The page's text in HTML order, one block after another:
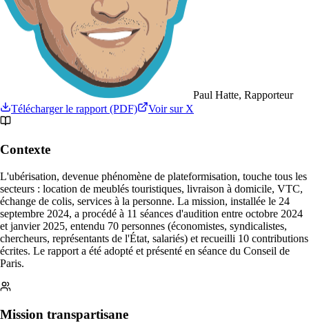
Paul Hatte, Rapporteur
Télécharger le rapport (PDF)
Voir sur X
Contexte
L'ubérisation, devenue phénomène de plateformisation, touche tous les
secteurs : location de meublés touristiques, livraison à domicile, VTC,
échange de colis, services à la personne. La mission, installée le 24
septembre 2024, a procédé à 11 séances d'audition entre octobre 2024
et janvier 2025, entendu 70 personnes (économistes, syndicalistes,
chercheurs, représentants de l'État, salariés) et recueilli 10 contributions
écrites. Le rapport a été adopté et présenté en séance du Conseil de
Paris.
Mission transpartisane